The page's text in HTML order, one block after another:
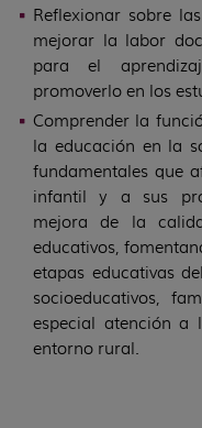
Reflexionar sobre
mejorar la labor
para el
promoverlo en los
Comprender la
la educación en la
fundamentales que
infantil y a sus
mejora de la
educativos,
etapas educativas
socioeducativos,
especial atención a
entorno rural.